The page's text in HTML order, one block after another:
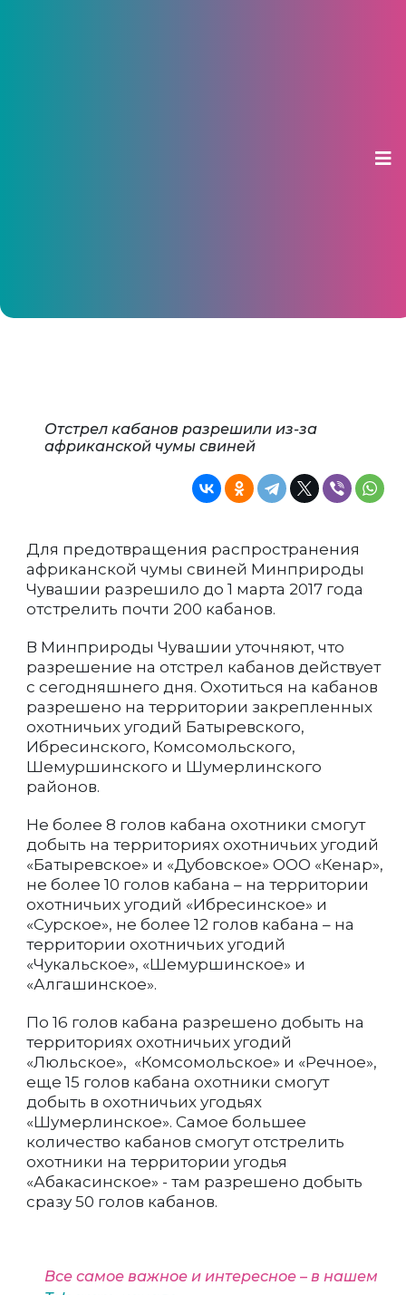
Отстрел кабанов разрешили из-за
африканской чумы свиней
Для предотвращения распространения
африканской чумы свиней Минприроды
Чувашии разрешило до 1 марта 2017 года
отстрелить почти 200 кабанов.
В Минприроды Чувашии уточняют, что
разрешение на отстрел кабанов действует
с сегодняшнего дня. Охотиться на кабанов
разрешено на территории закрепленных
охотничьих угодий Батыревского,
Ибресинского, Комсомольского,
Шемуршинского и Шумерлинского
районов.
Не более 8 голов кабана охотники смогут
добыть на территориях охотничьих угодий
«Батыревское» и «Дубовское» ООО «Кенар»,
не более 10 голов кабана – на территории
охотничьих угодий «Ибресинское» и
«Сурское», не более 12 голов кабана – на
территории охотничьих угодий
«Чукальское», «Шемуршинское» и
«Алгашинское».
По 16 голов кабана разрешено добыть на
территориях охотничьих угодий
«Люльское», «Комсомольское» и «Речное»,
еще 15 голов кабана охотники смогут
добыть в охотничьих угодьях
«Шумерлинское». Самое большее
количество кабанов смогут отстрелить
охотники на территории угодья
«Абакасинское» - там разрешено добыть
сразу 50 голов кабанов.
Все самое важное и интересное – в нашем